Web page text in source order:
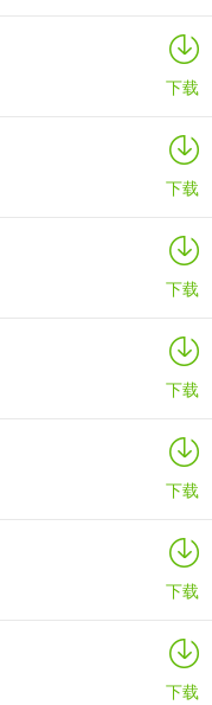
新载具双人超跑怎么样？
细介绍吧。
下载
下载
下载
下载
下载
下载
下载